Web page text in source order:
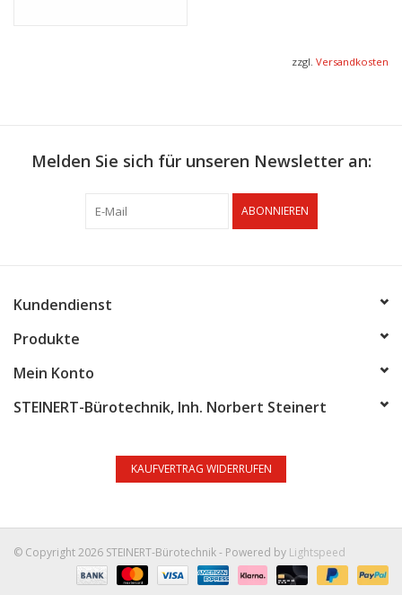
zzgl. Versandkosten
Melden Sie sich für unseren Newsletter an:
ABONNIEREN
Kundendienst
Produkte
Mein Konto
STEINERT-Bürotechnik, Inh. Norbert Steinert
KAUFVERTRAG WIDERRUFEN
© Copyright 2026 STEINERT-Bürotechnik - Powered by Lightspeed